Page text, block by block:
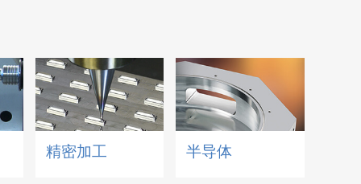
精密加工 半导体